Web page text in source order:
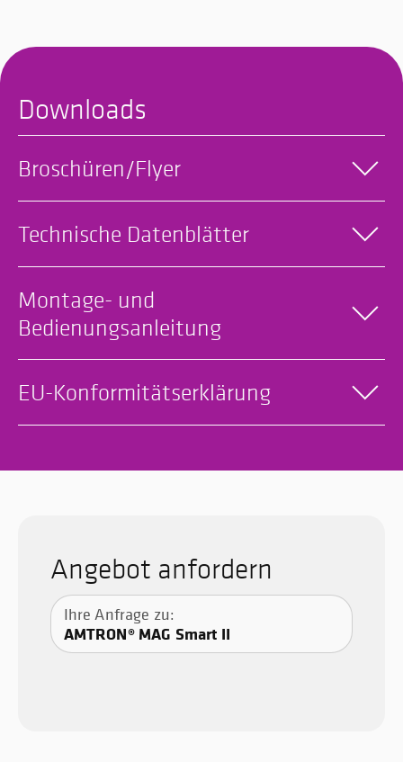
Downloads
Broschüren/Flyer
Technische Datenblätter
Montage- und
Bedienungsanleitung
EU-Konformitätserklärung
Angebot anfordern
Ihre Anfrage zu:
AMTRON® MAG Smart II